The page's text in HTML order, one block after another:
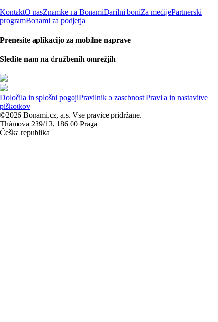
KontaktO nasZnamke na BonamiDarilni boniZa medijePartnerski
programBonami za podjetja
Prenesite aplikacijo za mobilne naprave
Sledite nam na družbenih omrežjih
Določila in splošni pogojiPravilnik o zasebnostiPravila in nastavitve
piškotkov
©2026 Bonami.cz, a.s. Vse pravice pridržane.
Thámova 289/13, 186 00 Praga
Češka republika